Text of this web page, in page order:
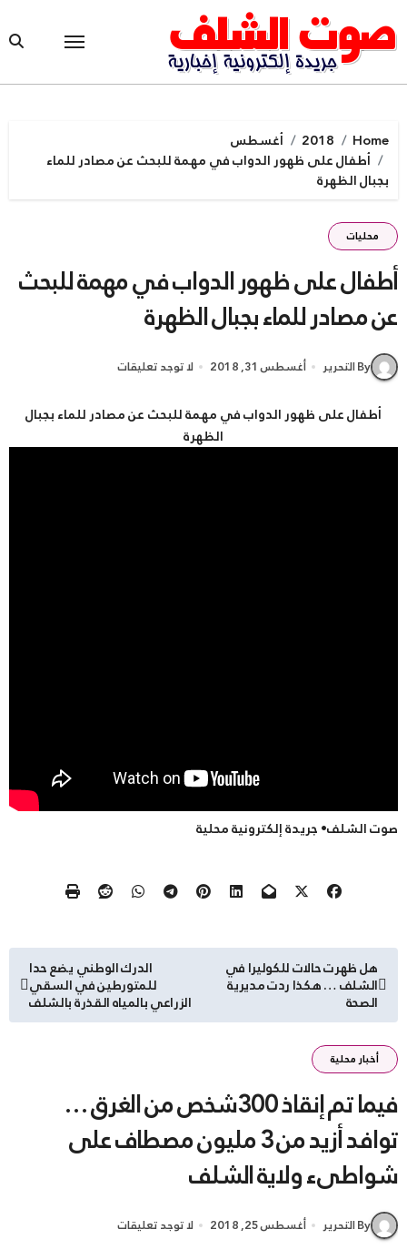
to
content
Home
2018
أغسطس
أطفال على ظهور الدواب في مهمة للبحث عن مصادر للماء
بجبال الظهرة
محليات
أطفال على ظهور الدواب في مهمة للبحث
عن مصادر للماء بجبال الظهرة
By التحرير أغسطس 31, 2018 لا توجد تعليقات
أطفال على ظهور الدواب في مهمة للبحث عن مصادر للماء بجبال
الظهرة
صوت الشلف• جريدة إلكترونية محلية
تصفّح
المقالات
هل ظهرت حالات للكوليرا في
الشلف … هكذا ردت مديرية
الصحة
الدرك الوطني يضع حدا
للمتورطين في السقي
الزراعي بالمياه القذرة بالشلف
أخبار محلية
فيما تم إنقاذ 300شخص من الغرق …
توافد أزيد من 3 مليون مصطاف على
شواطىء ولاية الشلف
By التحرير أغسطس 25, 2018 لا توجد تعليقات